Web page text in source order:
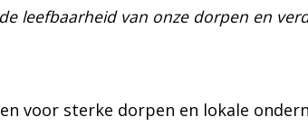
leefbaarheid van onze dorpen en
voor sterke dorpen en lokale